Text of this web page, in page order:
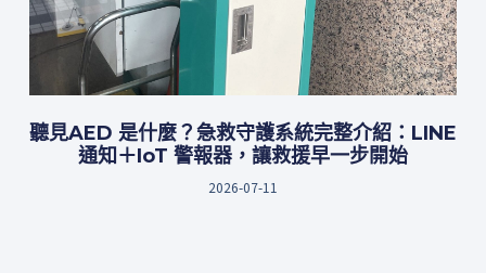
聽見AED 是什麼？急救守護系統完整介紹：LINE
通知＋IoT 警報器，讓救援早一步開始
2026-07-11